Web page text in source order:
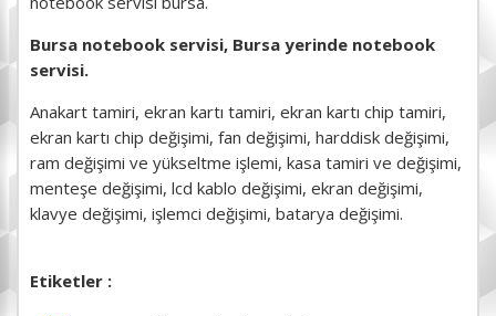
Bursa notebook servisi, Bursa yerinde notebook
servisi.
Anakart tamiri, ekran kartı tamiri, ekran kartı chip tamiri,
ekran kartı chip değişimi, fan değişimi, harddisk değişimi,
ram değişimi ve yükseltme işlemi, kasa tamiri ve değişimi,
menteşe değişimi, lcd kablo değişimi, ekran değişimi,
klavye değişimi, işlemci değişimi, batarya değişimi.
Etiketler :